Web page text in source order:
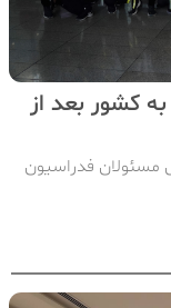
کشور بعد‌ از
مسئولان فدراسیون